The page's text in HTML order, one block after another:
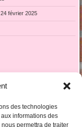
des technologies
informations des
permettra de traiter
24 février 2025
9
10
16 17